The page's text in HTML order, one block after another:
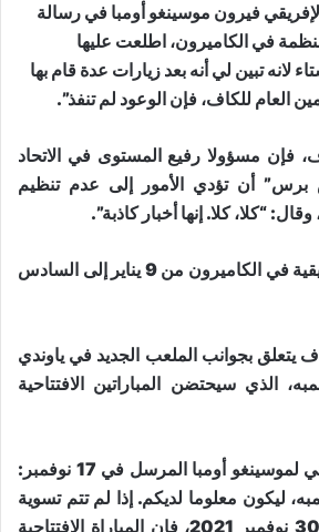
فيرون موسينغو أومبا في رسالة
في الكاميرون، اطلعت عليها
لانه تبين لي أنه بعد زيارات عدة قام بها
العام للكاف، فإن الوعود لم تنفذ”.
فإن مسؤولا رفيع المستوى في الاتحاد
برس” أن تؤدي الأمور إلى عدم تنظيم
“كلا، كلا. إنها أخبار كاذبة”.
وتقام كأس الأمم الإفريقية في الكاميرون من 9 يناير إلى السادس
يتعلق بجوانب الملعب الجديد في ياوندي
الذي سيحتضن المباراتين الافتتاحية
وأضاف البريد الإلكتروني لموسينغو أومبا المرسل في 17 نوفمبر:
ليكون معلوما لديكم. إذا لم تتم تسوية
الأمور من الآن وحتى 30 نوفمبر 2021، فإن المباراة الافتتاحية